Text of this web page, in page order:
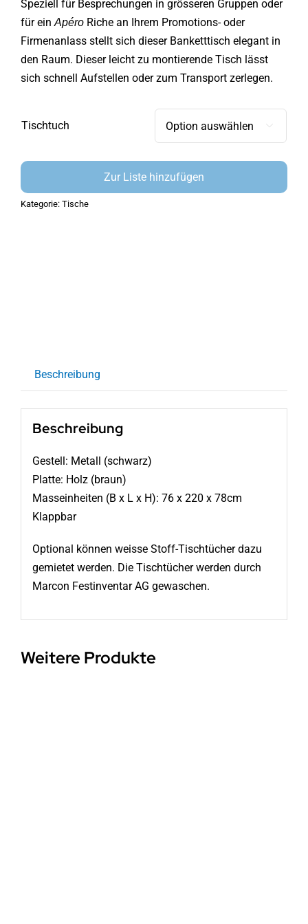
Speziell für Besprechungen in grösseren Gruppen oder
für einApéro Riche an Ihrem Promotions- oder
Firmenanlass stellt sich dieser Banketttisch elegant in
den Raum. Dieser leicht zu montierende Tisch lässt
sich schnell Aufstellen oder zum Transport zerlegen.
Tischtuch 
Zur Liste hinzufügen
Kategorie: Tische
Beschreibung
Beschreibung
Gestell: Metall (schwarz)
Platte: Holz (braun)
Masseinheiten (B x L x H): 76 x 220 x 78cm
Klappbar
Optional können weisse Stoff-Tischtücher dazu
gemietet werden. Die Tischtücher werden durch
Marcon Festinventar AG gewaschen.
Weitere Produkte